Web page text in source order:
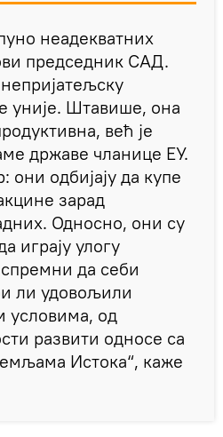
неадекватних
председник САД.
уније. Штавише, она
већ је
државе чланице ЕУ.
одбијају да купе
зарад
Односно, они су
играју улогу
да себи
ли удовољили
условима, од
развити односе са
Истока“, каже